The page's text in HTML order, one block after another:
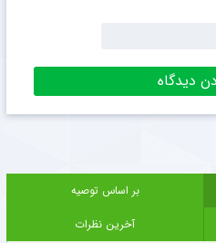
بر اساس توصیه
آخرین نظرات